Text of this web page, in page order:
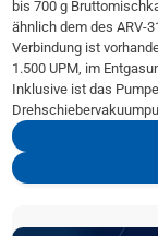
bis 700 g
ähnlich dem des ARV-
Verbindung ist
1.500 UPM, im
Inklusive ist das